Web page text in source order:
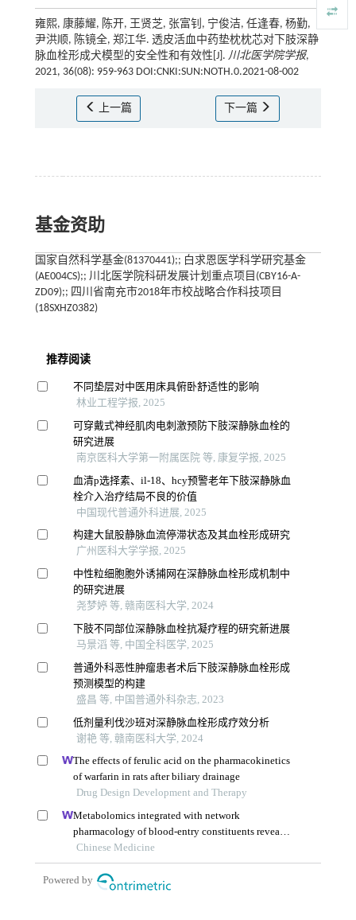
雍熙, 康藤耀, 陈开, 王贤芝, 张富钊, 宁俊洁, 任逢春, 杨勤,
尹洪顺, 陈镜全, 郑江华. 透皮活血中药垫枕枕芯对下肢深静
脉血栓形成犬模型的安全性和有效性[J]. 川北医学院学报,
2021, 36(08): 959-963 DOI:CNKI:SUN:NOTH.0.2021-08-002
上一篇 下一篇
基金资助
国家自然科学基金(81370441);; 白求恩医学科学研究基金
(AE004CS);; 川北医学院科研发展计划重点项目(CBY16-A-
ZD09);; 四川省南充市2018年市校战略合作科技项目
(18SXHZ0382)